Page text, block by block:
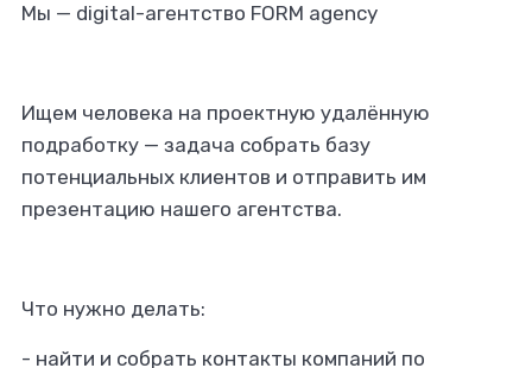
Мы — digital-агентство FORM agency
Ищем человека на проектную удалённую
подработку — задача собрать базу
потенциальных клиентов и отправить им
презентацию нашего агентства.
Что нужно делать:
- найти и собрать контакты компаний по